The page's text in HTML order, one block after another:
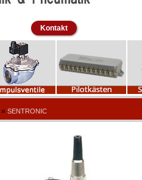
Kontakt
» SENTRONIC